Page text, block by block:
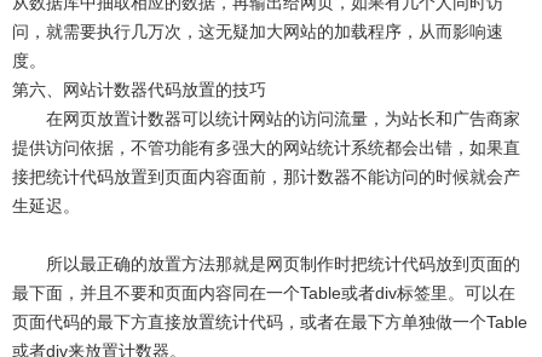
问，就需要执行几万次，这无疑加大网站的加载程序，从而影响速
度。
第六、网站计数器代码放置的技巧
在网页放置计数器可以统计网站的访问流量，为站长和广告商家
提供访问依据，不管功能有多强大的网站统计系统都会出错，如果直
接把统计代码放置到页面内容面前，那计数器不能访问的时候就会产
生延迟。
所以最正确的放置方法那就是网页制作时把统计代码放到页面的
最下面，并且不要和页面内容同在一个Table或者div标签里。可以在
页面代码的最下方直接放置统计代码，或者在最下方单独做一个Table
或者div来放置计数器。